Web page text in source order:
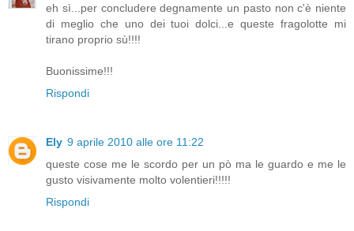
eh sì...per concludere degnamente un pasto non c'è niente
di meglio che uno dei tuoi dolci...e queste fragolotte mi
tirano proprio sù!!!!
Buonissime!!!
Rispondi
Ely 9 aprile 2010 alle ore 11:22
queste cose me le scordo per un pò ma le guardo e me le
gusto visivamente molto volentieri!!!!!
Rispondi